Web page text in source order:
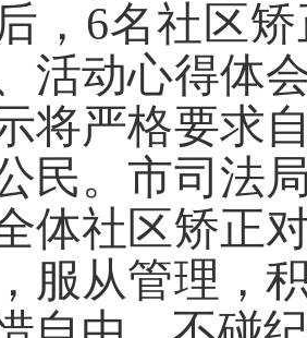
，6名社区
活动心得体
将严格要求
民。市司法
体社区矫正
服从管理，